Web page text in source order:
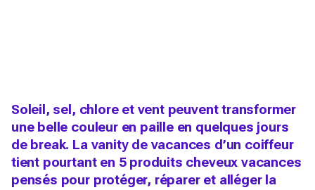
Soleil, sel, chlore et vent peuvent transformer
une belle couleur en paille en quelques jours
de break. La vanity de vacances d’un coiffeur
tient pourtant en 5 produits cheveux vacances
pensés pour protéger, réparer et alléger la